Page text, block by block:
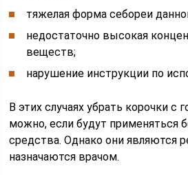
тяжелая форма себореи
недостаточно высокая
веществ;
нарушение инструкции по
В этих случаях убрать корочки с
можно, если будут применяться
средства. Однако они являются
назначаются врачом.